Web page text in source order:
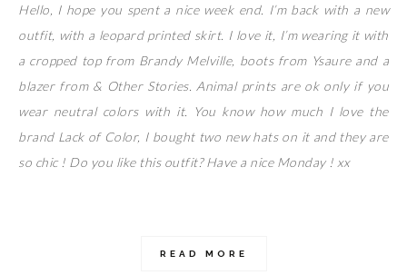
Hello, I hope you spent a nice week end. I’m back with a new
outfit, with a leopard printed skirt. I love it, I’m wearing it with
a cropped top from Brandy Melville, boots from Ysaure and a
blazer from & Other Stories. Animal prints are ok only if you
wear neutral colors with it. You know how much I love the
brand Lack of Color, I bought two new hats on it and they are
so chic ! Do you like this outfit? Have a nice Monday ! xx
READ MORE